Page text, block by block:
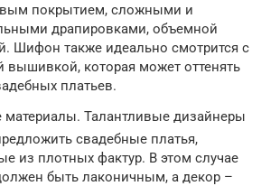
покрытием, сложными и
драпировками, объемной
Шифон также идеально смотрится с
вышивкой, которая может оттенять
платьев.
Талантливые дизайнеры
свадебные платья,
из плотных фактур. В этом случае
быть лаконичным, а декор –